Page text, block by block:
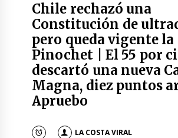
Chile rechazó una
Constitución de
pero queda vigente la
Pinochet | El 55 por
descartó una nueva
Magna, diez puntos
Apruebo
LA COSTA VIRAL